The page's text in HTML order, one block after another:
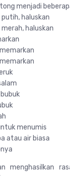
menjadi
haluskan
haluskan
menumis
atau air biasa
menghasilkan